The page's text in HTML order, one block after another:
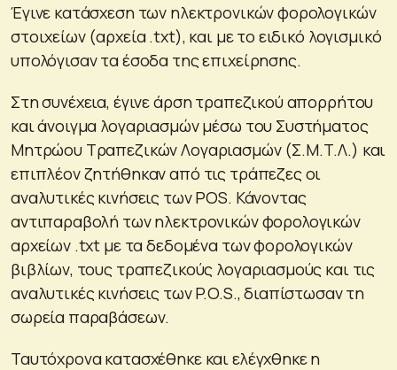
Έγινε κατάσχεση των ηλεκτρονικών φορολογικών
στοιχείων (αρχεία .txt), και με το ειδικό λογισμικό
υπολόγισαν τα έσοδα της επιχείρησης.
Στη συνέχεια, έγινε άρση τραπεζικού απορρήτου
και άνοιγμα λογαριασμών μέσω του Συστήματος
Μητρώου Τραπεζικών Λογαριασμών (Σ.Μ.Τ.Λ.) και
επιπλέον ζητήθηκαν από τις τράπεζες οι
αναλυτικές κινήσεις των POS. Κάνοντας
αντιπαραβολή των ηλεκτρονικών φορολογικών
αρχείων .txt με τα δεδομένα των φορολογικών
βιβλίων, τους τραπεζικούς λογαριασμούς και τις
αναλυτικές κινήσεις των P.O.S., διαπίστωσαν τη
σωρεία παραβάσεων.
Ταυτόχρονα κατασχέθηκε και ελέγχθηκε η